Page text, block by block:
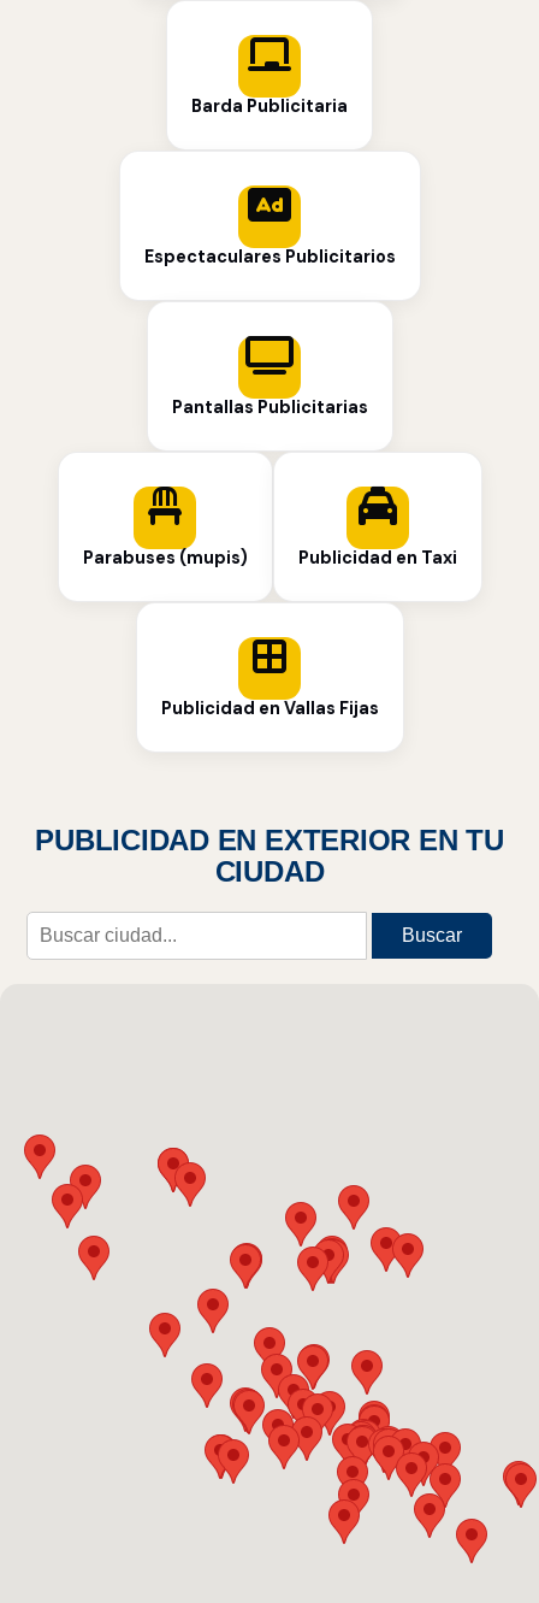
Barda Publicitaria
Espectaculares Publicitarios
Pantallas Publicitarias
Parabuses (mupis) Publicidad en Taxi
Publicidad en Vallas Fijas
PUBLICIDAD EN EXTERIOR EN TU
CIUDAD
Buscar